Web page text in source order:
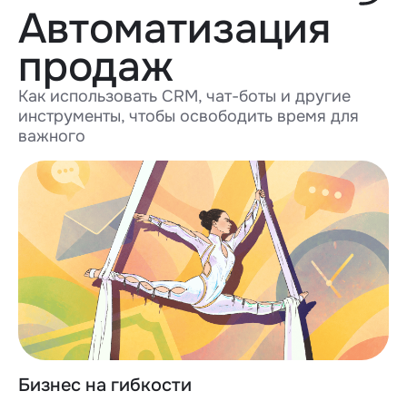
Автоматизация
продаж
Как использовать CRM, чат-боты и другие
инструменты, чтобы освободить время для
важного
Бизнес на гибкости